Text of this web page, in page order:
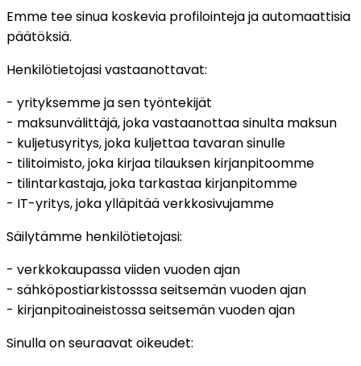
Emme tee sinua koskevia profilointeja ja automaattisia
päätöksiä.
Henkilötietojasi vastaanottavat:
- yrityksemme ja sen työntekijät
- maksunvälittäjä, joka vastaanottaa sinulta maksun
- kuljetusyritys, joka kuljettaa tavaran sinulle
- tilitoimisto, joka kirjaa tilauksen kirjanpitoomme
- tilintarkastaja, joka tarkastaa kirjanpitomme
- IT-yritys, joka ylläpitää verkkosivujamme
Säilytämme henkilötietojasi:
- verkkokaupassa viiden vuoden ajan
- sähköpostiarkistosssa seitsemän vuoden ajan
- kirjanpitoaineistossa seitsemän vuoden ajan
Sinulla on seuraavat oikeudet: